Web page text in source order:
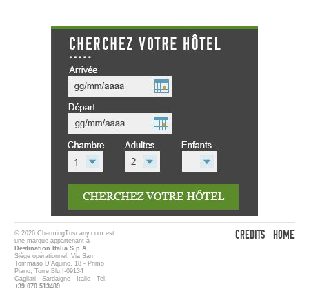
© 2026 CharmingTuscany.com est
une marque appartenant à
Destination Italia S.p.A.
Siège opérationnel: Via San
Tommaso D'Aquino, 18 - Primo
Piano, Torre Blu I-09134
Cagliari - Sardaigne - Italie - Tel.
+39.070.513489
CREDITS HOME